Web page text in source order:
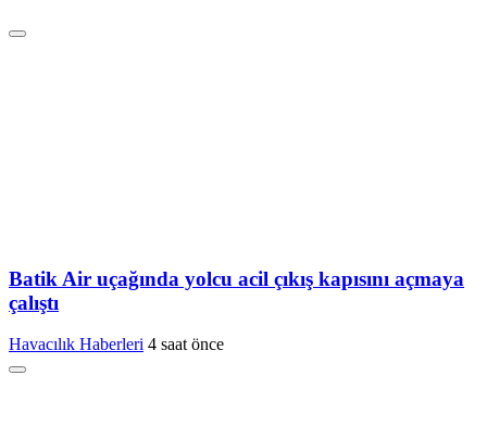
Batik Air uçağında yolcu acil çıkış kapısını açmaya
çalıştı
Havacılık Haberleri 4 saat önce